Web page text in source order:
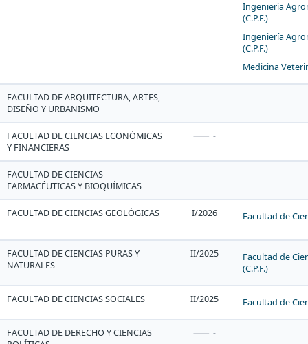
Ingeniería
(C.P.F.)
Ingeniería
(C.P.F.)
Medicina
FACULTAD DE ARQUITECTURA, ARTES,
DISEÑO Y URBANISMO
-
FACULTAD DE CIENCIAS ECONÓMICAS
Y FINANCIERAS
-
FACULTAD DE CIENCIAS
FARMACÉUTICAS Y BIOQUÍMICAS
-
FACULTAD DE CIENCIAS GEOLÓGICAS I/2026 Facultad de
FACULTAD DE CIENCIAS PURAS Y
NATURALES
II/2025
Facultad de
(C.P.F.)
FACULTAD DE CIENCIAS SOCIALES II/2025 Facultad de
FACULTAD DE DERECHO Y CIENCIAS
-